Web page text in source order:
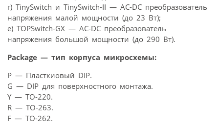
г) TinySwitch и TinySwitch-II — AC-DC преобразователь
напряжения малой мощности (до 23 Вт);
е) TOPSwitch-GX — AC-DC преобразователь
напряжения большой мощности (до 290 Вт).
Package — тип корпуса микросхемы:
P — Пласткиовый DIP.
G — DIP для поверхностного монтажа.
Y — TO-220.
R — TO-263.
F — TO-262.